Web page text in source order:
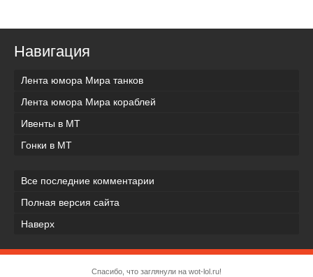
Навигация
Лента юмора Мира танков
Лента юмора Мира кораблей
Ивенты в МТ
Гонки в МТ
Все последние комментарии
Полная версия сайта
Наверх
Спасибо, что заглянули на wot-lol.ru!